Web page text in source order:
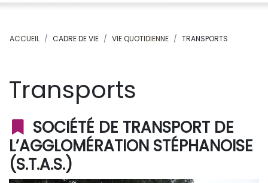
ACCUEIL CADRE DE VIE VIE QUOTIDIENNE TRANSPORTS
Transports
SOCIÉTÉ DE TRANSPORT DE
L’AGGLOMÉRATION STÉPHANOISE
(S.T.A.S.)